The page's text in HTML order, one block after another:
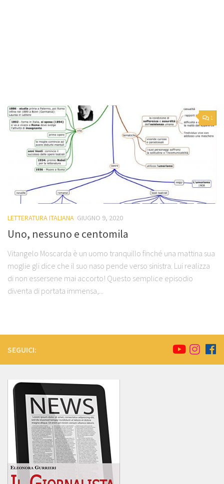
1
LETTERATURA ITALIANA GIUGNO 9, 2020
Uno, nessuno e centomila
Vitangelo Moscarda è un uomo tranquillo finché una mattina sua
moglie gli dice che il suo naso pende verso sinistra. Lui realizza
di non essersene mai accorto! Questo semplice episodio
diventa di portata immensa,...
SEGUICI: